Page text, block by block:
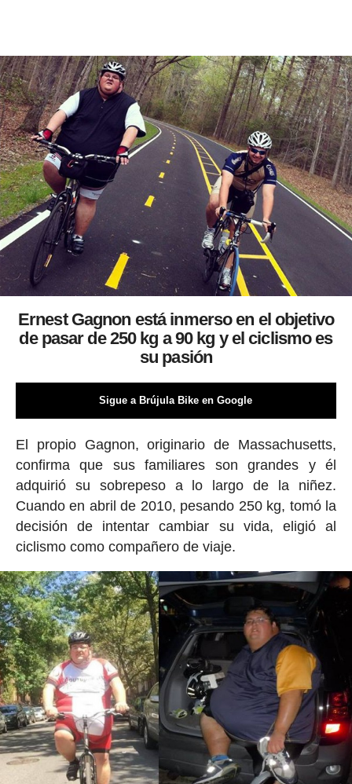
Ernest Gagnon está inmerso en el objetivo
de pasar de 250 kg a 90 kg y el ciclismo es
su pasión
Sigue a Brújula Bike en Google
El propio Gagnon, originario de Massachusetts,
confirma que sus familiares son grandes y él
adquirió su sobrepeso a lo largo de la niñez.
Cuando en abril de 2010, pesando 250 kg, tomó la
decisión de intentar cambiar su vida, eligió al
ciclismo como compañero de viaje.